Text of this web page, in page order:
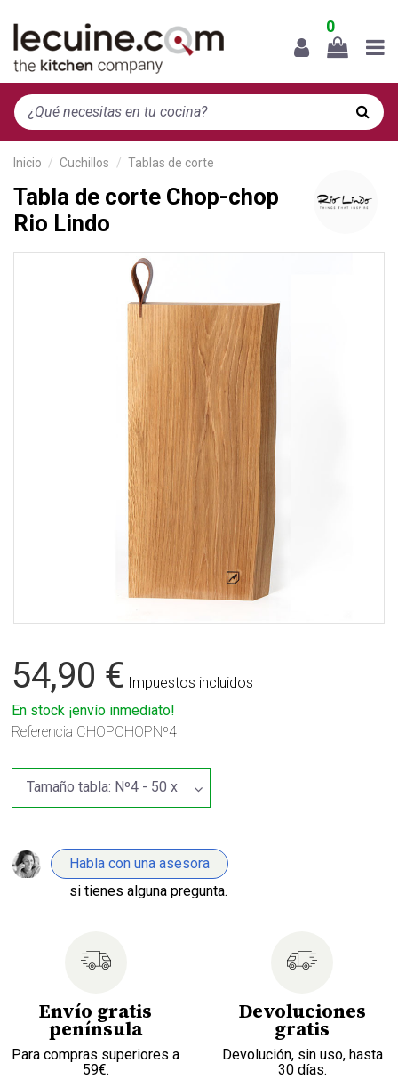
0
Inicio Cuchillos Tablas de corte
Tabla de corte Chop-chop
Rio Lindo
54,90 € Impuestos incluidos
En stock ¡envío inmediato!
Referencia CHOPCHOPNº4
Habla con una asesora
si tienes alguna pregunta.
Envío gratis
península
Para compras superiores a
59€.
Devoluciones
gratis
Devolución, sin uso, hasta
30 días.